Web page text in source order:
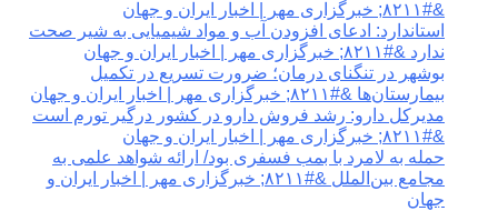
&#۸۲۱۱; خبرگزاری مهر | اخبار ایران و جهان
استاندارد: ادعای افزودن آب و مواد شیمیایی به شیر صحت
ندارد &#۸۲۱۱; خبرگزاری مهر | اخبار ایران و جهان
بوشهر در تنگنای درمان؛ ضرورت تسریع در تکمیل
بیمارستان‌ها &#۸۲۱۱; خبرگزاری مهر | اخبار ایران و جهان
مدیرکل دارو: رشد فروش دارو در کشور درگیر تورم است
&#۸۲۱۱; خبرگزاری مهر | اخبار ایران و جهان
حمله به لامرد با بمب فسفری بود/ ارائه شواهد علمی به
مجامع بین‌الملل &#۸۲۱۱; خبرگزاری مهر | اخبار ایران و
جهان